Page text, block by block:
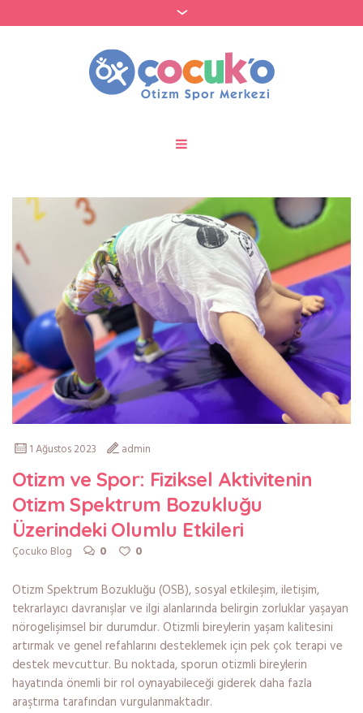
1 Ağustos 2023 admin
Otizm ve Spor: Fiziksel Aktivitenin
Otizm Spektrum Bozukluğu
Üzerindeki Olumlu Etkileri
Çocuko Blog 0 0
Otizm Spektrum Bozukluğu (OSB), sosyal etkileşim, iletişim,
tekrarlayıcı davranışlar ve ilgi alanlarında belirgin zorluklar yaşayan
nörogelişimsel bir durumdur. Otizmli bireylerin yaşam kalitesini
artırmak ve genel refahlarını desteklemek için pek çok terapi ve
destek mevcuttur. Bu noktada, sporun otizmli bireylerin
hayatında önemli bir rol oynayabileceği giderek daha fazla
araştırma tarafından vurgulanmaktadır.